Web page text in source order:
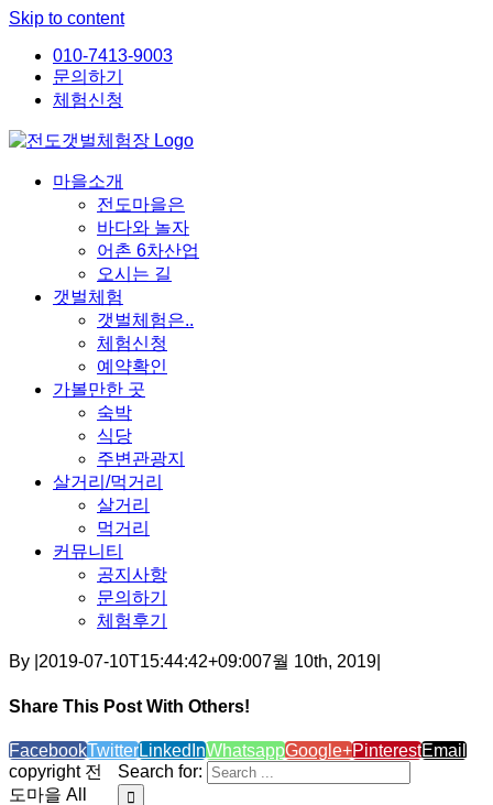
Skip to content
010-7413-9003
문의하기
체험신청
마을소개
전도마을은
바다와 놀자
어촌 6차산업
오시는 길
갯벌체험
갯벌체험은..
체험신청
예약확인
가볼만한 곳
숙박
식당
주변관광지
살거리/먹거리
살거리
먹거리
커뮤니티
공지사항
문의하기
체험후기
By 2019-07-10T15:44:42+09:007월 10th, 2019
Share This Post With Others!
FacebookTwitterLinkedInWhatsappGoogle+PinterestEmail
Search for:
copyright 전
도마을 All